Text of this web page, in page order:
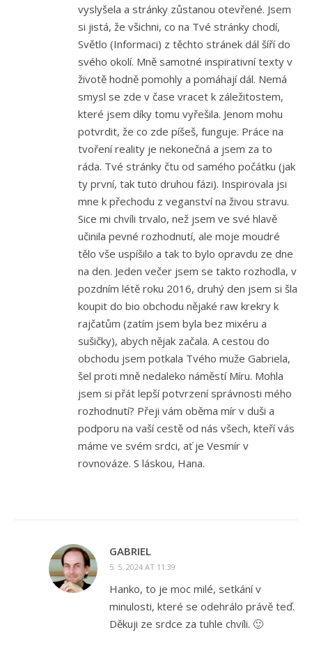
vyslyšela a stránky zůstanou otevřené. Jsem
si jistá, že všichni, co na Tvé stránky chodí,
Světlo (Informaci) z těchto stránek dál šíří do
svého okolí. Mně samotné inspirativní texty v
životě hodně pomohly a pomáhají dál. Nemá
smysl se zde v čase vracet k záležitostem,
které jsem díky tomu vyřešila. Jenom mohu
potvrdit, že co zde píšeš, funguje. Práce na
tvoření reality je nekonečná a jsem za to
ráda. Tvé stránky čtu od samého počátku (jak
ty první, tak tuto druhou fázi). Inspirovala jsi
mne k přechodu z veganství na živou stravu.
Sice mi chvíli trvalo, než jsem ve své hlavě
učinila pevné rozhodnutí, ale moje moudré
tělo vše uspíšilo a tak to bylo opravdu ze dne
na den. Jeden večer jsem se takto rozhodla, v
pozdním létě roku 2016, druhý den jsem si šla
koupit do bio obchodu nějaké raw krekry k
rajčatům (zatím jsem byla bez mixéru a
sušičky), abych nějak začala. A cestou do
obchodu jsem potkala Tvého muže Gabriela,
šel proti mně nedaleko náměstí Míru. Mohla
jsem si přát lepší potvrzení správnosti mého
rozhodnutí? Přeji vám oběma mír v duši a
podporu na vaší cestě od nás všech, kteří vás
máme ve svém srdci, ať je Vesmír v
rovnováze. S láskou, Hana.
GABRIEL
5. 5. 2024 AT 11:39
Hanko, to je moc milé, setkání v
minulosti, které se odehrálo právě teď.
Děkuji ze srdce za tuhle chvíli. 🙂